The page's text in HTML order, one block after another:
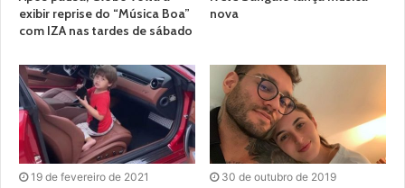
exibir reprise do “Música Boa”
com IZA nas tardes de sábado
nova
19 de fevereiro de 2021 30 de outubro de 2019